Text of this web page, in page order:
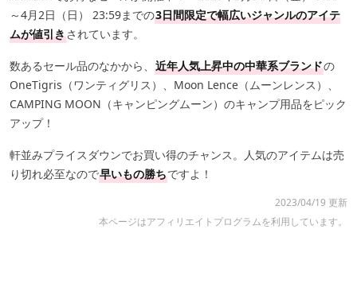
～4月2日（日） 23:59までの3日間限定で幅広いジャンルのアイテ
ムが値引きされています。
数あるセール品のなかから、 近年人気上昇中の中華系ブランドの
OneTigris（ワンティグリス）、Moon Lence（ムーンレンス）、
CAMPING MOON（キャンピングムーン）のキャンプ用品をピック
アップ！
軒並みプライスダウンでお買い得のチャンス。人気のアイテムは売
り切れ必至なので早いもの勝ちですよ！
2023/04/19 更新
本ページはアフィリエイトプログラムを利用しています。